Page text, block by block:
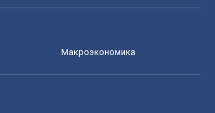
Mакроэкономика